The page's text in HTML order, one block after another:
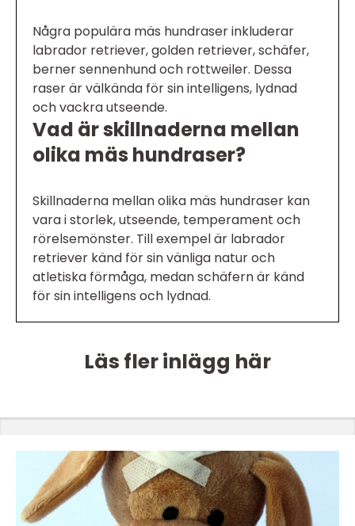
Några populära mäs hundraser inkluderar
labrador retriever, golden retriever, schäfer,
berner sennenhund och rottweiler. Dessa
raser är välkända för sin intelligens, lydnad
och vackra utseende.
Vad är skillnaderna mellan
olika mäs hundraser?
Skillnaderna mellan olika mäs hundraser kan
vara i storlek, utseende, temperament och
rörelsemönster. Till exempel är labrador
retriever känd för sin vänliga natur och
atletiska förmåga, medan schäfern är känd
för sin intelligens och lydnad.
Läs fler inlägg här